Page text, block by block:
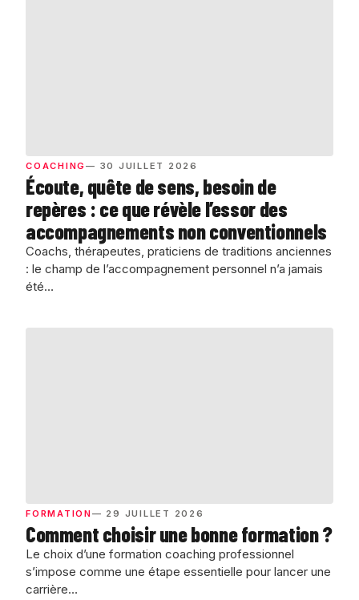
COACHING— 30 JUILLET 2026
Écoute, quête de sens, besoin de
repères : ce que révèle l’essor des
accompagnements non conventionnels
Coachs, thérapeutes, praticiens de traditions anciennes
: le champ de l’accompagnement personnel n’a jamais
été…
FORMATION— 29 JUILLET 2026
Comment choisir une bonne formation ?
Le choix d’une formation coaching professionnel
s’impose comme une étape essentielle pour lancer une
carrière…